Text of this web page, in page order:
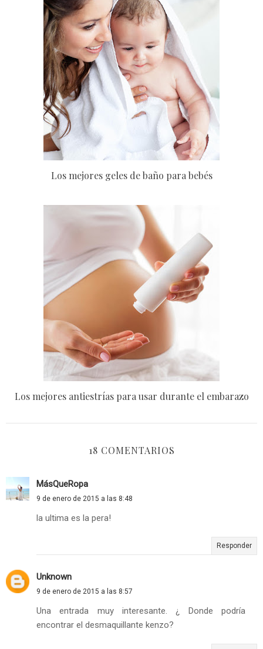
Los mejores geles de baño para bebés
Los mejores antiestrías para usar durante el embarazo
18 COMENTARIOS
MásQueRopa
9 de enero de 2015 a las 8:48
la ultima es la pera!
Responder
Unknown
9 de enero de 2015 a las 8:57
Una entrada muy interesante. ¿ Donde podría
encontrar el desmaquillante kenzo?